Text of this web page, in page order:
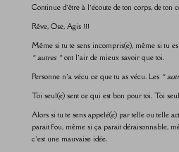
Continue d’être à l’écoute de ton corps, de
Rêve, Ose, Agis !!!
Même si tu te sens incompris(e), même si tu
« autres »ont l’air de mieux savoir que toi.
Personne n’a vécu ce que tu as vécu. Les«
Toi seul(e) sent ce qui est bon pour toi. Toi
Alors si tu te sens appelé(e) par telle ou telle
parait fou, même si ça parait déraisonnable,
c’est une mauvaise idée.